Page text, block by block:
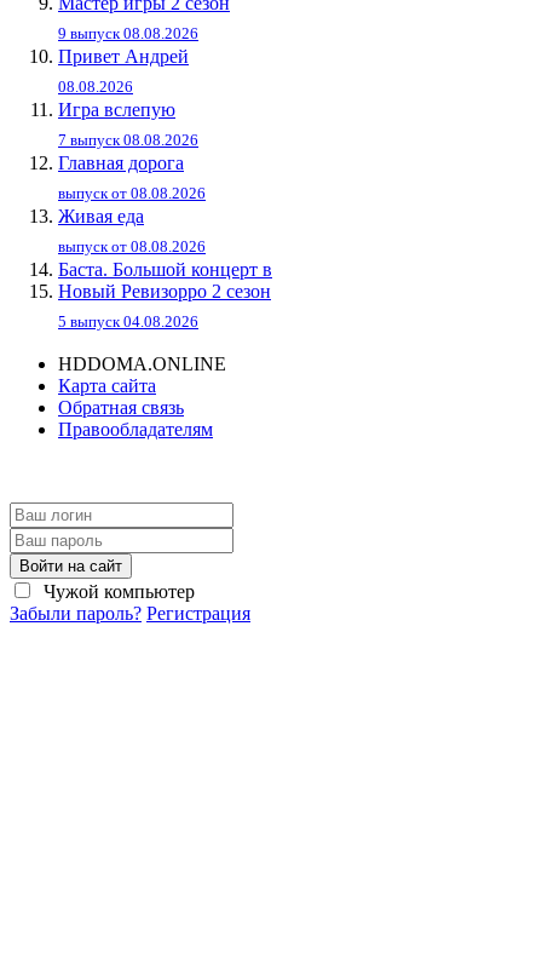
9 выпуск 08.08.2026
Привет Андpей
08.08.2026
Игра вслепую
7 выпуск 08.08.2026
Главная дорога
выпуск от 08.08.2026
Живaя eдa
выпуск от 08.08.2026
Баста. Большой концерт в
Новый Ревизорро 2 сезон
5 выпуск 04.08.2026
HDDOMA.ONLINE
Карта сайта
Обратная связь
Правообладателям
Войти на сайт
Чужой компьютер
Забыли пароль? Регистрация